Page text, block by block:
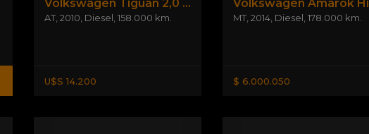
Volkswagen Tiguan 2,0 Tdi Diesel 4wd Excl
AT, 2010 Diesel 158.000 km.
U$S 14.200
MT, 2014, Diesel 178.000 km.
$ 6.000.050